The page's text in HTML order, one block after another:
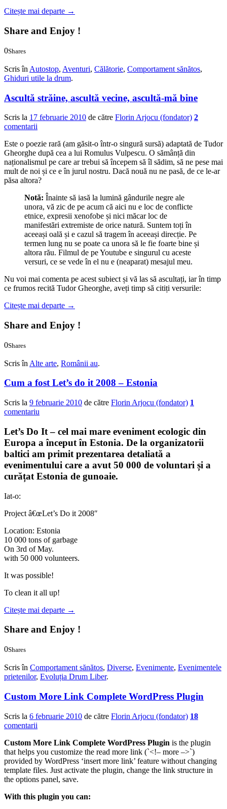
Citește mai departe→
Share and Enjoy !
0Shares
Scris înAutostop, Aventuri, Călătorie, Comportament sănătos,
Ghiduri utile la drum.
Ascultă străine, ascultă vecine, ascultă-mă bine
Scris la 17 februarie 2010 de către Florin Arjocu (fondator) 2
comentarii
Este o poezie rară (am găsit-o într-o singură sursă) adaptată de Tudor
Gheorghe după cea a lui Romulus Vulpescu. O sămânță din
naționalismul pe care ar trebui să începem să îl sădim, să ne pese mai
mult de noi și ce e în jurul nostru. Dacă nouă nu ne pasă, de ce le-ar
păsa altora?
Notă: Înainte să iasă la lumină gândurile negre ale
unora, vă zic de pe acum că aici nu e loc de conflicte
etnice, expresii xenofobe și nici măcar loc de
manifestări extremiste de orice natură. Suntem toți în
aceeași oală și e cazul să tragem în aceeași direcție. Pe
termen lung nu se poate ca unora să le fie foarte bine și
altora rău. Filmul de pe Youtube e singurul cu aceste
versuri, ce se vede în el nu e (neaparat) mesajul meu.
Nu voi mai comenta pe acest subiect și vă las să ascultați, iar în timp
ce frumos recită Tudor Gheorghe, aveți timp să citiți versurile:
Citește mai departe →
Share and Enjoy !
0Shares
Scris înAlte arte, Românii au.
Cum a fost Let’s do it 2008 – Estonia
Scris la 9 februarie 2010 de către Florin Arjocu (fondator) 1
comentariu
Let’s Do It – cel mai mare eveniment ecologic din
Europa a început în Estonia. De la organizatorii
baltici am primit prezentarea detaliată a
evenimentului care a avut 50 000 de voluntari și a
curățat Estonia de gunoaie.
Iat-o:
Project â€œLet’s Do it 2008″
Location: Estonia
10 000 tons of garbage
On 3rd of May.
with 50 000 volunteers.
It was possible!
To clean it all up!
Citește mai departe →
Share and Enjoy !
0Shares
Scris în Comportament sănătos, Diverse, Evenimente, Evenimentele
prietenilor, Evoluția Drum Liber.
Custom More Link Complete WordPress Plugin
Scris la 6 februarie 2010 de către Florin Arjocu (fondator) 18
comentarii
Custom More Link Complete WordPress Plugin is the plugin
that helps you customize the read more link (`<!– more –>`)
provided by WordPress ‘insert more link’ feature without changing
template files. Just activate the plugin, change the link structure in
the options panel, save.
With this plugin you can: